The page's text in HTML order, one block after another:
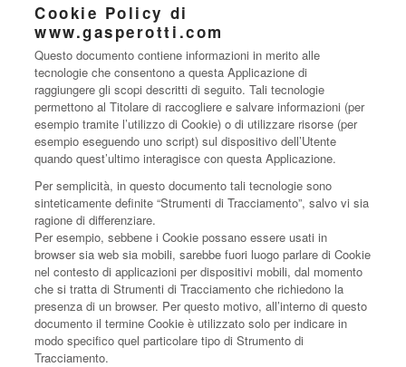
Cookie Policy di
www.gasperotti.com
Questo documento contiene informazioni in merito alle
tecnologie che consentono a questa Applicazione di
raggiungere gli scopi descritti di seguito. Tali tecnologie
permettono al Titolare di raccogliere e salvare informazioni (per
esempio tramite l’utilizzo di Cookie) o di utilizzare risorse (per
esempio eseguendo uno script) sul dispositivo dell’Utente
quando quest’ultimo interagisce con questa Applicazione.
Per semplicità, in questo documento tali tecnologie sono
sinteticamente definite “Strumenti di Tracciamento”, salvo vi sia
ragione di differenziare.
Per esempio, sebbene i Cookie possano essere usati in
browser sia web sia mobili, sarebbe fuori luogo parlare di Cookie
nel contesto di applicazioni per dispositivi mobili, dal momento
che si tratta di Strumenti di Tracciamento che richiedono la
presenza di un browser. Per questo motivo, all’interno di questo
documento il termine Cookie è utilizzato solo per indicare in
modo specifico quel particolare tipo di Strumento di
Tracciamento.